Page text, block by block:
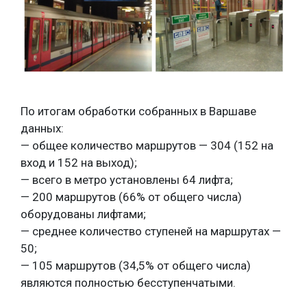
По итогам обработки собранных в Варшаве
данных:
— общее количество маршрутов — 304 (152 на
вход и 152 на выход);
— всего в метро установлены 64 лифта;
— 200 маршрутов (66% от общего числа)
оборудованы лифтами;
— среднее количество ступеней на маршрутах —
50;
— 105 маршрутов (34,5% от общего числа)
являются полностью бесступенчатыми.